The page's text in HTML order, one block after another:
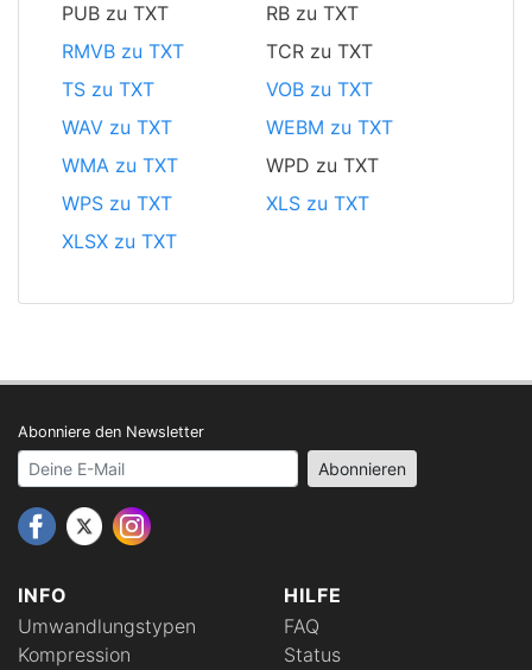
PUB zu TXT
RB zu TXT
RMVB zu TXT
TCR zu TXT
TS zu TXT
VOB zu TXT
WAV zu TXT
WEBM zu TXT
WMA zu TXT
WPD zu TXT
WPS zu TXT
XLS zu TXT
XLSX zu TXT
INFO
Umwandlungstypen
Kompression
HILFE
FAQ
Status
Abonniere den Newsletter
Your email address Abonnieren